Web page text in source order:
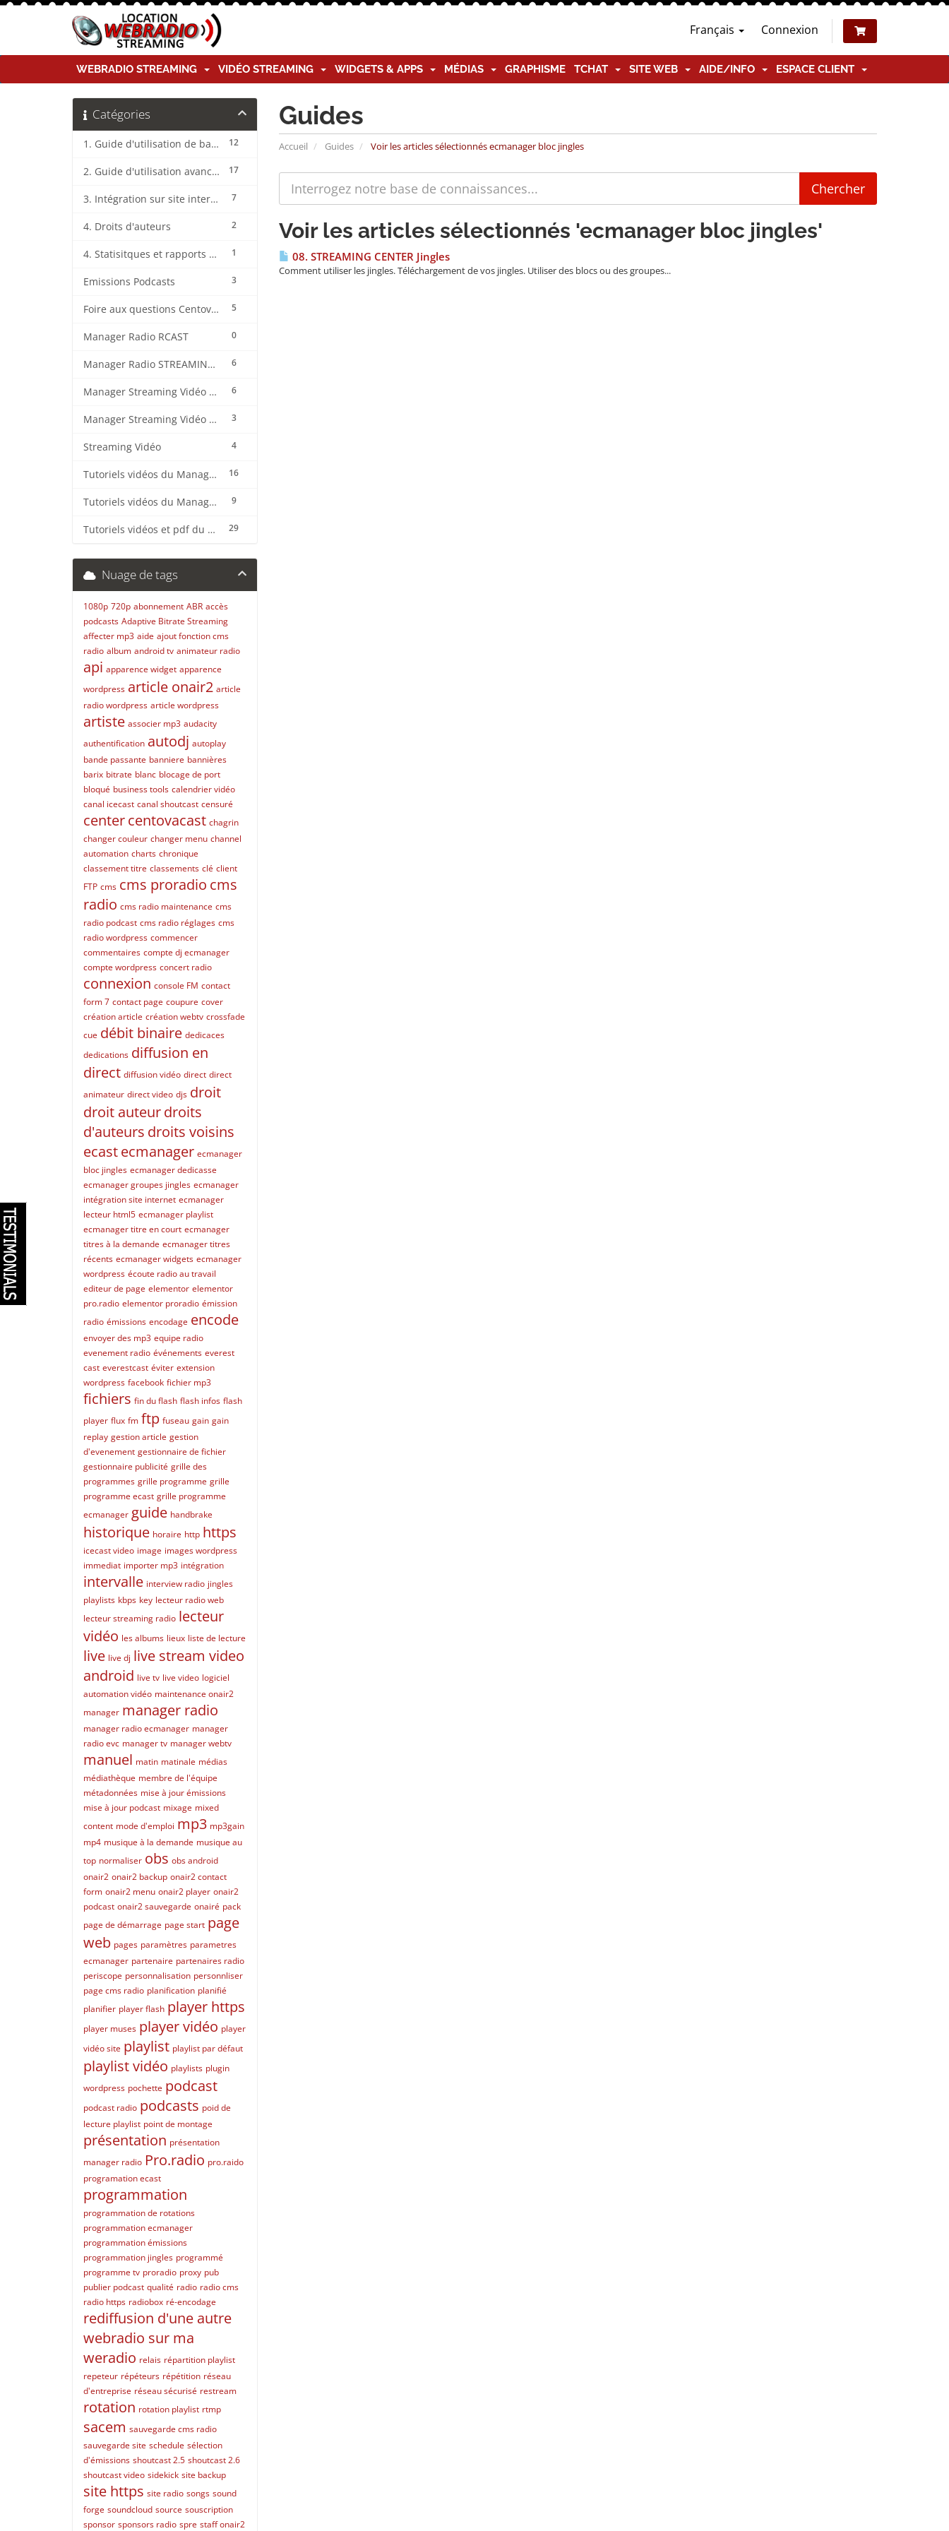
Français Connexion
WEBRADIO STREAMING VIDÉO STREAMING WIDGETS & APPS MÉDIAS GRAPHISME TCHAT SITE WEB AIDE/INFO ESPACE CLIENT
Guides
Accueil Guides Voir les articles sélectionnés ecmanager bloc jingles
Catégories
12
1. Guide d'utilisation de base CentovaCast
17
2. Guide d'utilisation avancée CentovaCast
7
3. Intégration sur site internet CentovaCast
2
4. Droits d'auteurs
1
4. Statisitques et rapports CentovaCast
3
Emissions Podcasts
5
Foire aux questions CentovaCast
0
Manager Radio RCAST
6
Manager Radio STREAMING CENTER
6
Manager Streaming Vidéo TVMCP
3
Manager Streaming Vidéo VDO
4
Streaming Vidéo
16
Tutoriels vidéos du Manager Radio CentovaCast
9
Tutoriels vidéos du Manager Radio STREAMING CENTER
29
Tutoriels vidéos et pdf du CMS Radio Wordpress + OnAir2/Pro.Radio
Voir les articles sélectionnés 'ecmanager bloc jingles'
08. STREAMING CENTER Jingles
Comment utiliser les jingles. Téléchargement de vos jingles. Utiliser des blocs ou des groupes...
Nuage de tags
1080p 720p abonnement ABR accès
podcasts Adaptive Bitrate Streaming
affecter mp3 aide ajout fonction cms
radio album android tv animateur radio
api apparence widget apparence
wordpress article onair2 article
radio wordpress article wordpress
artiste associer mp3 audacity
authentification autodj autoplay
bande passante banniere bannières
barix bitrate blanc blocage de port
bloqué business tools calendrier vidéo
canal icecast canal shoutcast censuré
centercentovacast chagrin
changer couleur changer menu channel
automation charts chronique
classement titre classements clé client
FTP cms cms proradio cms
radio cms radio maintenance cms
radio podcast cms radio réglages cms
radio wordpress commencer
commentaires compte dj ecmanager
compte wordpress concert radio
connexion console FM contact
form 7 contact page coupure cover
création article création webtv crossfade
cue débit binaire dedicaces
dedications diffusion en
direct diffusion vidéo direct direct
animateur direct video djs droit
droit auteurdroits
d'auteurs droits voisins
ecastecmanager ecmanager
bloc jingles ecmanager dedicasse
ecmanager groupes jingles ecmanager
intégration site internet ecmanager
lecteur html5 ecmanager playlist
ecmanager titre en court ecmanager
titres à la demande ecmanager titres
récents ecmanager widgets ecmanager
wordpress écoute radio au travail
editeur de page elementor elementor
pro.radio elementor proradio émission
radio émissions encodage encode
envoyer des mp3 equipe radio
evenement radio événements everest
cast everestcast éviter extension
wordpress facebook fichier mp3
fichiers fin du flash flash infos flash
player flux fm ftp fuseau gain gain
replay gestion article gestion
d'evenement gestionnaire de fichier
gestionnaire publicité grille des
programmes grille programme grille
programme ecast grille programme
ecmanager guide handbrake
historique horaire http https
icecast video image images wordpress
immediat importer mp3 intégration
intervalle interview radio jingles
playlists kbps key lecteur radio web
lecteur streaming radio lecteur
vidéo les albums lieux liste de lecture
live live dj live stream video
android live tv live video logiciel
automation vidéo maintenance onair2
manager manager radio
manager radio ecmanager manager
radio evc manager tv manager webtv
manuel matin matinale médias
médiathèque membre de l'équipe
métadonnées mise à jour émissions
mise à jour podcast mixage mixed
content mode d'emploi mp3 mp3gain
mp4 musique à la demande musique au
top normaliser obs obs android
onair2 onair2 backup onair2 contact
form onair2 menu onair2 player onair2
podcast onair2 sauvegarde onairé pack
page de démarrage page start page
web pages paramètres parametres
ecmanager partenaire partenaires radio
periscope personnalisation personnliser
page cms radio planification planifié
planifier player flash player https
player muses player vidéo player
vidéo site playlist playlist par défaut
playlist vidéo playlists plugin
wordpress pochette podcast
podcast radio podcasts poid de
lecture playlist point de montage
présentation présentation
manager radio Pro.radio pro.raido
programation ecast
programmation
programmation de rotations
programmation ecmanager
programmation émissions
programmation jingles programmé
programme tv proradio proxy pub
publier podcast qualité radio radio cms
radio https radiobox ré-encodage
rediffusion d'une autre
webradio sur ma
weradio relais répartition playlist
repeteur répéteurs répétition réseau
d'entreprise réseau sécurisé restream
rotation rotation playlist rtmp
sacem sauvegarde cms radio
sauvegarde site schedule sélection
d'émissions shoutcast 2.5 shoutcast 2.6
shoutcast video sidekick site backup
site https site radio songs sound
forge soundcloud source souscription
sponsor sponsors radio spre staff onair2